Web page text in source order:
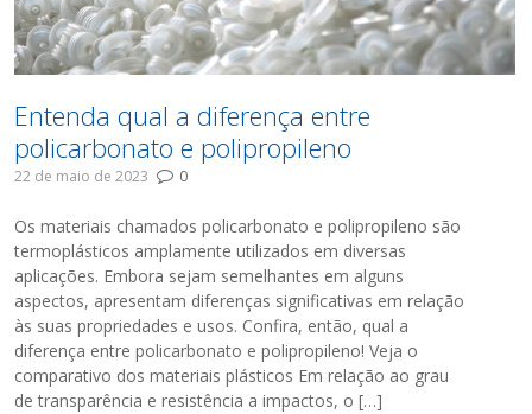
Entenda qual a diferença entre
policarbonato e polipropileno
22 de maio de 2023 0
Os materiais chamados policarbonato e polipropileno são
termoplásticos amplamente utilizados em diversas
aplicações. Embora sejam semelhantes em alguns
aspectos, apresentam diferenças significativas em relação
às suas propriedades e usos. Confira, então, qual a
diferença entre policarbonato e polipropileno! Veja o
comparativo dos materiais plásticos Em relação ao grau
de transparência e resistência a impactos, o […]